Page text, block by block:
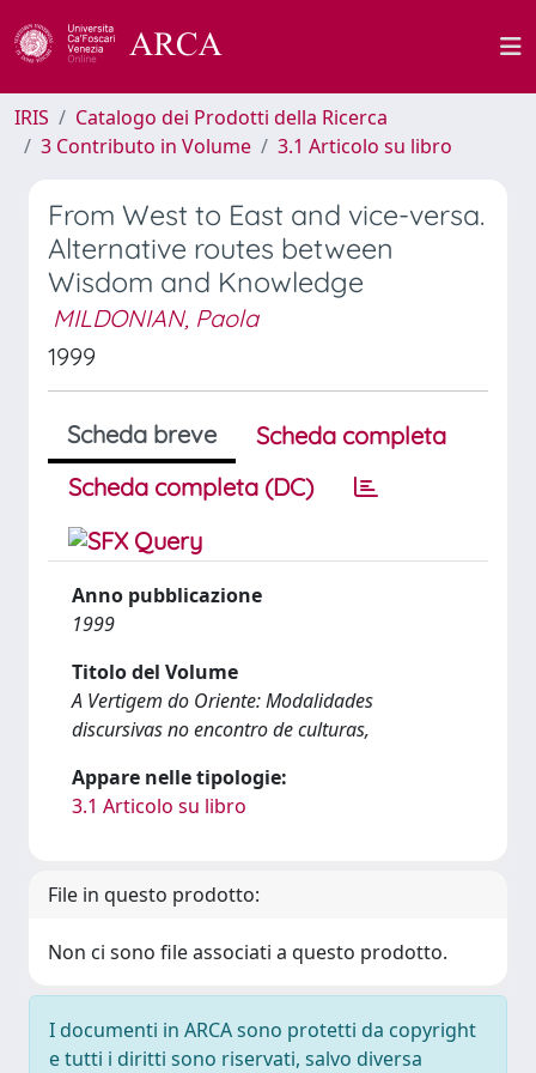
IRIS
Catalogo dei Prodotti della Ricerca
3 Contributo in Volume
3.1 Articolo su libro
From West to East and vice-versa.
Alternative routes between
Wisdom and Knowledge
MILDONIAN, Paola
1999
Scheda breve
Scheda completa
Scheda completa (DC)
Anno pubblicazione
1999
Titolo del Volume
A Vertigem do Oriente: Modalidades
discursivas no encontro de culturas,
Appare nelle tipologie:
3.1 Articolo su libro
File in questo prodotto:
Non ci sono file associati a questo prodotto.
I documenti in ARCA sono protetti da copyright
e tutti i diritti sono riservati, salvo diversa